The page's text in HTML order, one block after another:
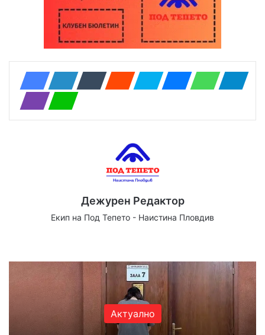
Дежурен Редактор
Екип на Под Тепето - Наистина Пловдив
Актуално